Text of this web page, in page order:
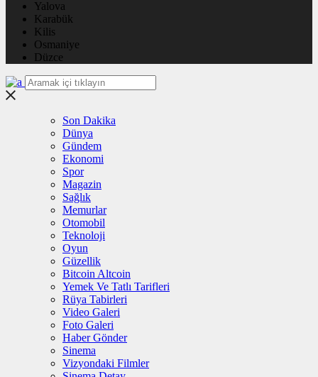
Yalova
Karabük
Kilis
Osmaniye
Düzce
Son Dakika
Dünya
Gündem
Ekonomi
Spor
Magazin
Sağlık
Memurlar
Otomobil
Teknoloji
Oyun
Güzellik
Bitcoin Altcoin
Yemek Ve Tatlı Tarifleri
Rüya Tabirleri
Video Galeri
Foto Galeri
Haber Gönder
Sinema
Vizyondaki Filmler